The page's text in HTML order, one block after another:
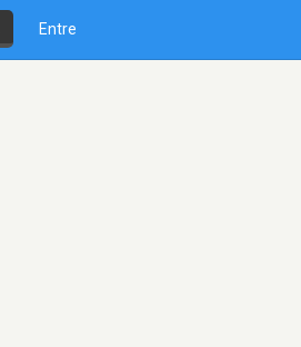
Entre